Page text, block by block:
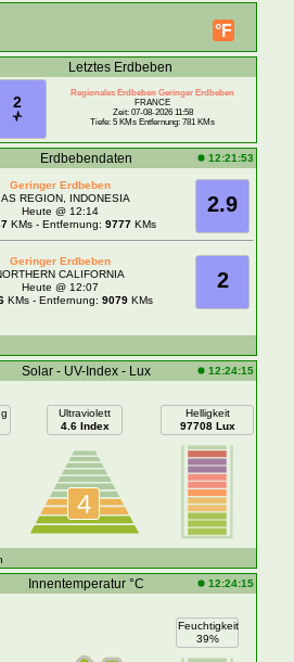
°F
Letztes Erdbeben
2
Regionales Erdbeben Geringer Erdbeben
FRANCE
Zeit: 07-08-2026 11:58
Tiefe: 5 KMs Entfernung: 781 KMs
Erdbebendaten 12:21:53
2.9
Geringer Erdbeben
REGION, INDONESIA
Heute @ 12:14
KMs - Entfernung: 9777 KMs
2
Geringer Erdbeben
CALIFORNIA
Heute @ 12:07
KMs - Entfernung: 9079 KMs
Solar - UV-Index - Lux 12:24:15
Ultraviolett
4.6 Index
4
Helligkeit
97708 Lux
Innentemperatur °C 12:24:15
Feuchtigkeit
39%